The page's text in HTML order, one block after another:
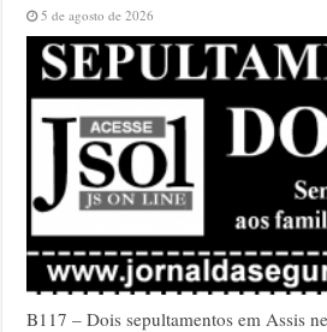
5 de agosto de 2026
B117 – Dois sepultamentos em Assis